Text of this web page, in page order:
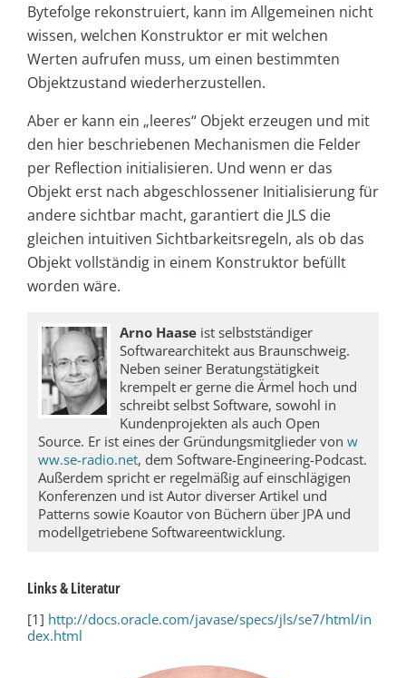
Bytefolge rekonstruiert, kann im Allgemeinen nicht
wissen, welchen Konstruktor er mit welchen
Werten aufrufen muss, um einen bestimmten
Objektzustand wiederherzustellen.
Aber er kann ein „leeres“ Objekt erzeugen und mit
den hier beschriebenen Mechanismen die Felder
per Reflection initialisieren. Und wenn er das
Objekt erst nach abgeschlossener Initialisierung für
andere sichtbar macht, garantiert die JLS die
gleichen intuitiven Sichtbarkeitsregeln, als ob das
Objekt vollständig in einem Konstruktor befüllt
worden wäre.
Arno Haase ist selbstständiger
Softwarearchitekt aus Braunschweig.
Neben seiner Beratungstätigkeit
krempelt er gerne die Ärmel hoch und
schreibt selbst Software, sowohl in
Kundenprojekten als auch Open
Source. Er ist eines der Gründungsmitglieder von w
ww.se-radio.net, dem Software-Engineering-Podcast.
Außerdem spricht er regelmäßig auf einschlägigen
Konferenzen und ist Autor diverser Artikel und
Patterns sowie Koautor von Büchern über JPA und
modellgetriebene Softwareentwicklung.
Links & Literatur
[1] http://docs.oracle.com/javase/specs/jls/se7/html/in
dex.html